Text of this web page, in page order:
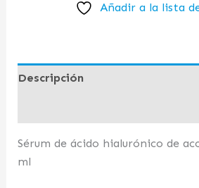
Añadir a la lista
Descripción
Sérum de ácido hialurónico de
ml